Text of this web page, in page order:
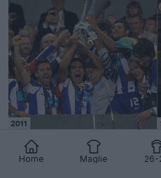
Home Maglie 26-
Rilasciata la quarta
26 "15° anniversario